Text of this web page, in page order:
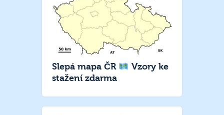
Slepá mapa ČR
Vzory ke
stažení zdarma